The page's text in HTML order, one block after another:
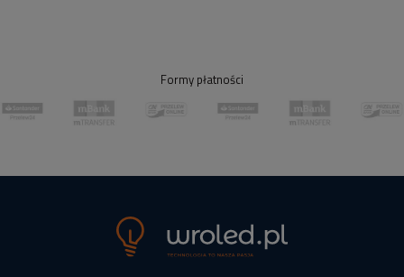
Formy płatności